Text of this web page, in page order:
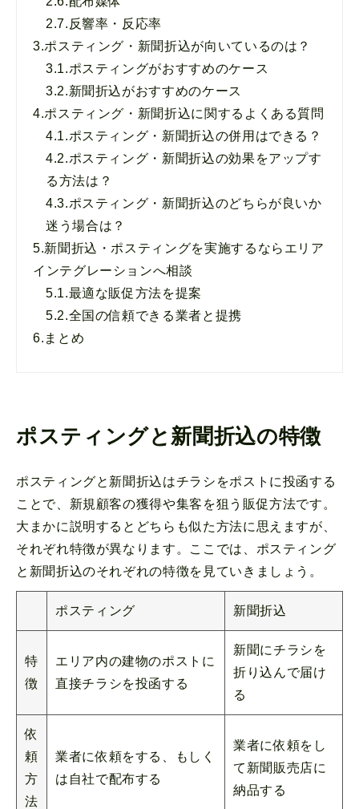
2.7. 反響率・反応率
3.ポスティング・新聞折込が向いているのは？
3.1.ポスティングがおすすめのケース
3.2.新聞折込がおすすめのケース
4.ポスティング・新聞折込に関するよくある質問
4.1.ポスティング・新聞折込の併用はできる？
4.2.ポスティング・新聞折込の効果をアップす
る方法は？
4.3.ポスティング・新聞折込のどちらが良いか
迷う場合は？
5.新聞折込・ポスティングを実施するならエリア
インテグレーションへ相談
5.1.最適な販促方法を提案
5.2.全国の信頼できる業者と提携
6. まとめ
ポスティングと新聞折込の特徴
ポスティングと新聞折込はチラシをポストに投函する
ことで、新規顧客の獲得や集客を狙う販促方法です。
大まかに説明するとどちらも似た方法に思えますが、
それぞれ特徴が異なります。ここでは、ポスティング
と新聞折込のそれぞれの特徴を見ていきましょう。
ポスティング 新聞折込
特
徴
エリア内の建物のポストに
直接チラシを投函する
新聞にチラシを
折り込んで届け
る
依
頼
方
法
業者に依頼をする、もしく
は自社で配布する
業者に依頼をし
て新聞販売店に
納品する